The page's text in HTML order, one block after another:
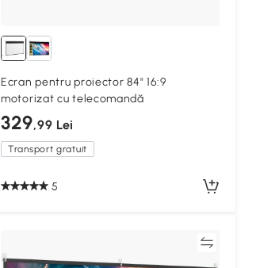
Ecran pentru proiector 84" 16:9
motorizat cu telecomandă
329,99 Lei
Transport gratuit
5